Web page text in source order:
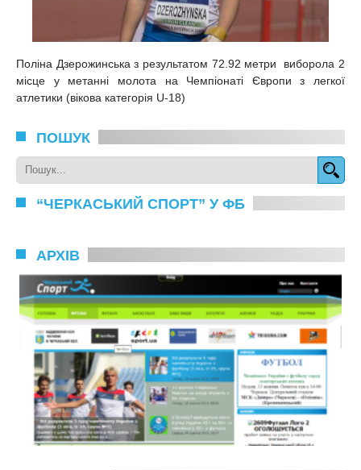
Поліна Дзерожинська з результатом 72.92 метри виборола 2
місце у метанні молота на Чемпіонаті Європи з легкої
атлетики (вікова категорія U-18)
ПОШУК
“ЧЕРКАСЬКИЙ СПОРТ” У ФБ
АРХІВ